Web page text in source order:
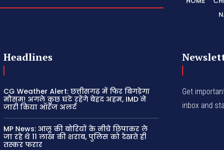
Headlines
CG Weather Alert: छत्तीसगढ़ में फिर बिगड़ेगा
मौसम! अगले कुछ घंटे रहेंगे बेहद अहम, IMD ने
जारी किया ऑरेंज अलर्ट
MP News: आलू की बोरियों के नीचे छिपाकर ले
जा रहे थे 11 लाख की शराब, पुलिस को देखते ही
तस्कर फरार
Get
inbox and